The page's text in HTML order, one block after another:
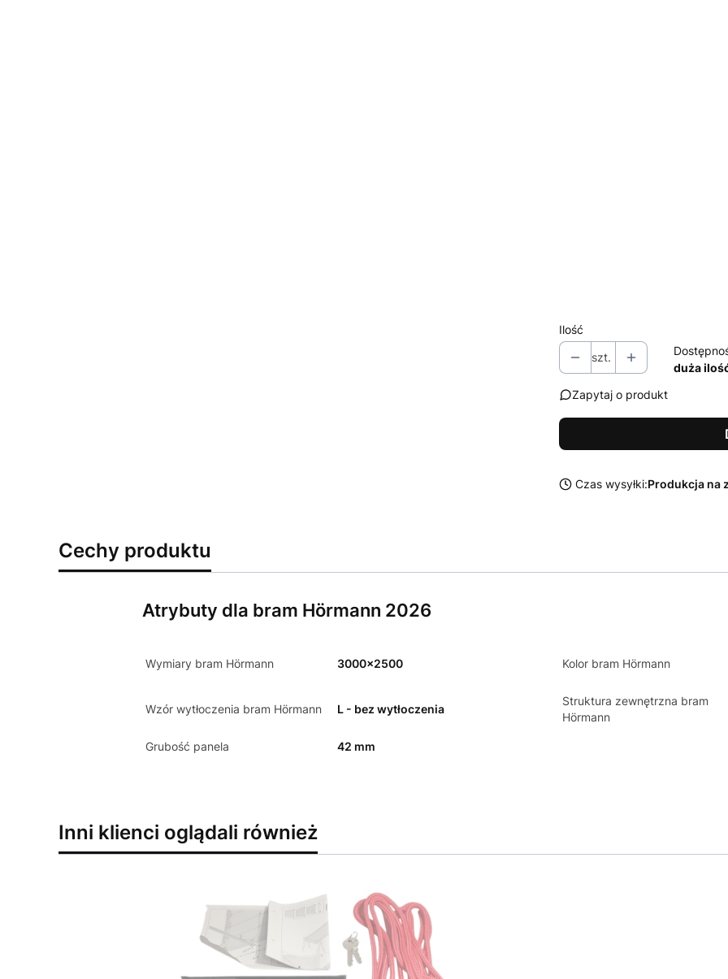
Ilość
szt.
duża
Zapytaj o produkt
Czas wysyłki:Produkcja na
Cechy produktu
Atrybuty dla bram Hörmann 2026
Wymiary bram Hörmann 3000x2500 Kolor bram Hörmann
Wzór wytłoczenia bram Hörmann L - bez wytłoczenia
Struktura zewnętrzna bram
Hörmann
Grubość panela 42 mm
Inni klienci oglądali również